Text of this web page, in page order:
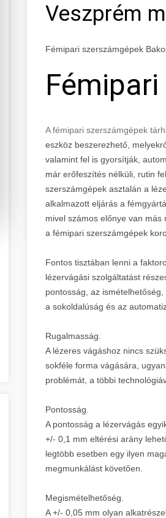
Veszprém
Fémipari szerszámgépek
A fémipari szerszámgépek
eszköz beszerezhető,
valamint fel is gyorsítják,
már erőfeszítés nélküli, rutin
szerszámgépek asztalán a
alkalmazott eljárás a
mivel számos előnye van
a fémipari szerszámgépek
Fontos tisztában lenni a
lézervágási szolgáltatást
pontosság, az
a sokoldalúság és az
Rugalmasság.
A lézeres vágáshoz nincs
sokféle forma vágására,
problémát, a többi
Pontosság.
A pontosság a lézervágás
+/- 0,1 mm eltérési arány
legtöbb esetben egy ilyen
megmunkálást követően.
Megismételhetőség.
A +/- 0,05 mm olyan